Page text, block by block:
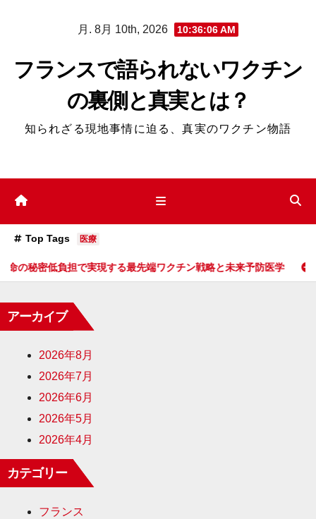
ッ
月. 8月 10th, 2026 10:36:07 AM
フランスで語られないワクチン
の裏側と真実とは？
知られざる現地事情に迫る、真実のワクチン物語
Top Tags 医療
する最先端ワクチン戦略と未来予防医学 フランスが築く未来
アーカイブ
2026年8月
2026年7月
2026年6月
2026年5月
2026年4月
カテゴリー
フランス